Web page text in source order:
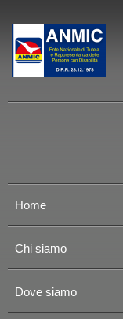
Home
Chi siamo
Dove siamo